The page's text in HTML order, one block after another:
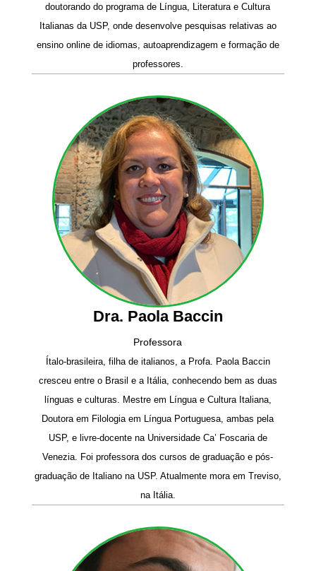
doutorando do programa de Língua, Literatura e Cultura
Italianas da USP, onde desenvolve pesquisas relativas ao
ensino online de idiomas, autoaprendizagem e formação de
professores.
Dra. Paola Baccin
Professora
Ítalo-brasileira, filha de italianos, a Profa. Paola Baccin
cresceu entre o Brasil e a Itália, conhecendo bem as duas
línguas e culturas. Mestre em Língua e Cultura Italiana,
Doutora em Filologia em Língua Portuguesa, ambas pela
USP, e livre-docente na Universidade Ca’ Foscaria de
Venezia. Foi professora dos cursos de graduação e pós-
graduação de Italiano na USP. Atualmente mora em Treviso,
na Itália.